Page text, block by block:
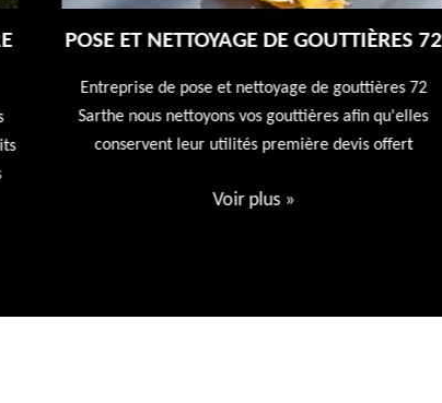
DE GOUTTIÈRES 72
et nettoyage de gouttières 72
vos gouttières afin qu'elles
utilités première devis offert
Société de
artisans expert en
des produits